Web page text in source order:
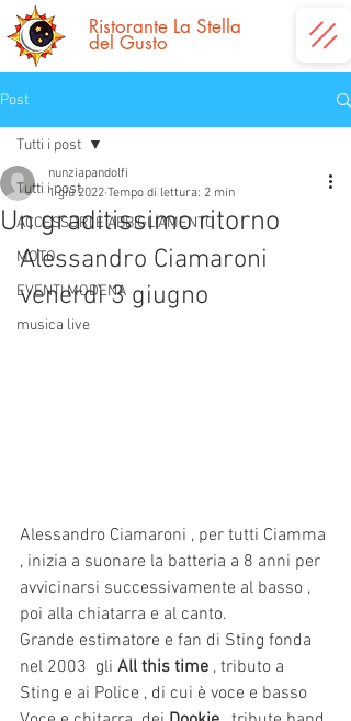
Ristorante La Stella
del Gusto
Post
Tutti i post
ACCESSORI E ABBIGLIAMENTO
MOTO
EVENTI MODENA
musica live
Tutti i post
Un graditissimo ritorno
nunziapandolfi
1 giu 2022 Tempo di lettura: 2 min
Alessandro Ciamaroni
venerdì 3 giugno
Alessandro Ciamaroni , per tutti Ciamma
, inizia a suonare la batteria a 8 anni per
avvicinarsi successivamente al basso ,
poi alla chiatarra e al canto.
Grande estimatore e fan di Sting fonda
nel 2003  gli All this time , tributo a
Sting e ai Police , di cui è voce e basso